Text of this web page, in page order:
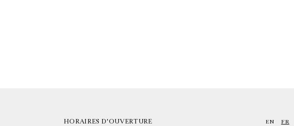
HORAIRES D'OUVERTURE
EN FR